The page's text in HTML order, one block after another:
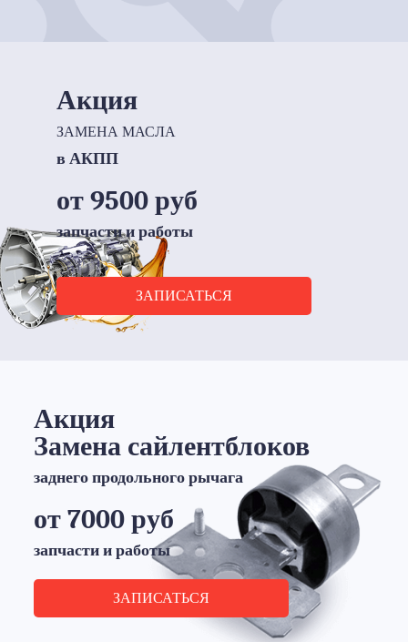
Акция
ЗАМЕНА МАСЛА
в АКПП
от 9500 руб
запчасти и работы
ЗАПИСАТЬСЯ
Акция
Замена сайлентблоков
заднего продольного рычага
от 7000 руб
запчасти и работы
ЗАПИСАТЬСЯ